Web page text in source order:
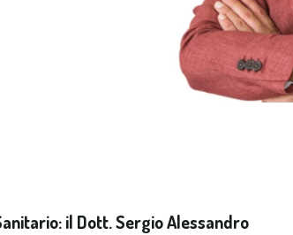
il Dott. Sergio Alessandro